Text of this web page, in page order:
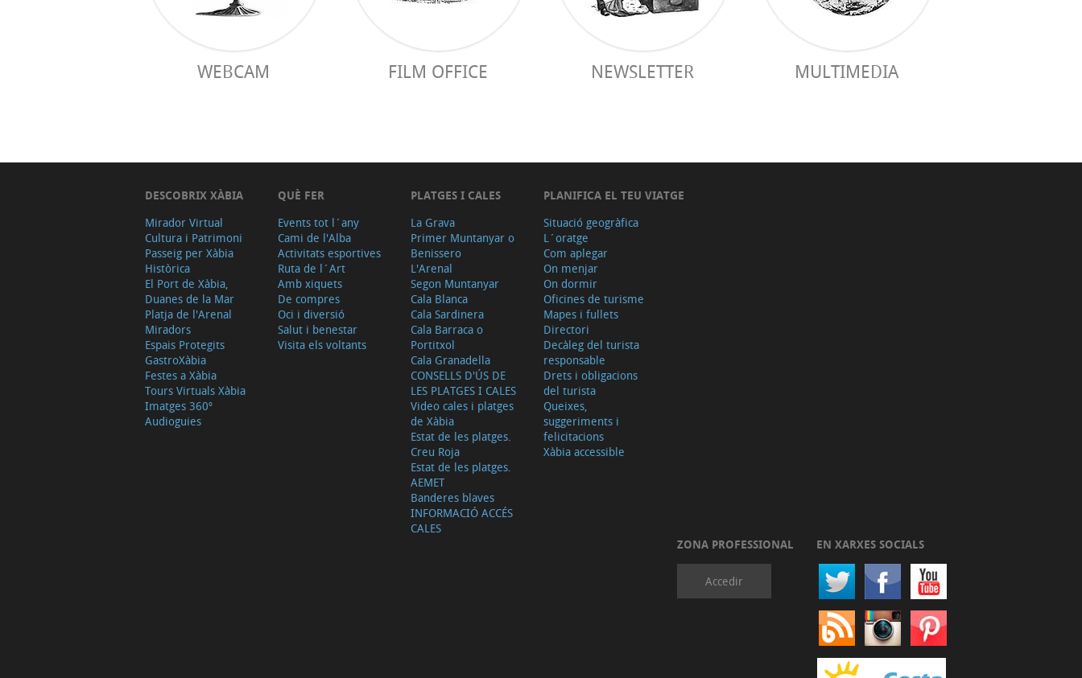
WEBCAM FILM OFFICE NEWSLETTER MULTIMEDIA
DESCOBRIX XÀBIA
Mirador Virtual
Cultura i Patrimoni
Passeig per Xàbia
Històrica
El Port de Xàbia,
Duanes de la Mar
Platja de l'Arenal
Miradors
Espais Protegits
GastroXàbia
Festes a Xàbia
Tours Virtuals Xàbia
Imatges 360º
Audioguies
QUÈ FER
Events tot l´any
Cami de l'Alba
Activitats esportives
Ruta de l´Art
Amb xiquets
De compres
Oci i diversió
Salut i benestar
Visita els voltants
PLATGES I CALES
La Grava
Primer Muntanyar o
Benissero
L'Arenal
Segon Muntanyar
Cala Blanca
Cala Sardinera
Cala Barraca o
Portitxol
Cala Granadella
CONSELLS D'ÚS DE
LES PLATGES I CALES
Video cales i platges
de Xàbia
Estat de les platges.
Creu Roja
Estat de les platges.
AEMET
Banderes blaves
INFORMACIÓ ACCÉS
CALES
PLANIFICA EL TEU VIATGE
Situació geogràfica
L´oratge
Com aplegar
On menjar
On dormir
Oficines de turisme
Mapes i fullets
Directori
Decàleg del turista
responsable
Drets i obligacions
del turista
Queixes,
suggeriments i
felicitacions
Xàbia accessible
ZONA PROFESSIONAL
Accedir
EN XARXES SOCIALS